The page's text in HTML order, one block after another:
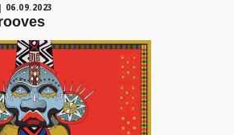
| 06.09.2023